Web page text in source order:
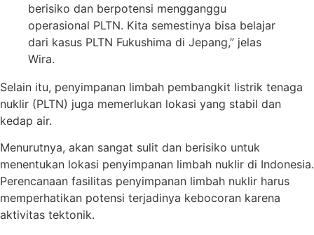
berisiko dan berpotensi mengganggu
operasional PLTN. Kita semestinya bisa belajar
dari kasus PLTN Fukushima di Jepang,” jelas
Wira.
Selain itu, penyimpanan limbah pembangkit listrik tenaga
nuklir (PLTN) juga memerlukan lokasi yang stabil dan
kedap air.
Menurutnya, akan sangat sulit dan berisiko untuk
menentukan lokasi penyimpanan limbah nuklir di Indonesia.
Perencanaan fasilitas penyimpanan limbah nuklir harus
memperhatikan potensi terjadinya kebocoran karena
aktivitas tektonik.